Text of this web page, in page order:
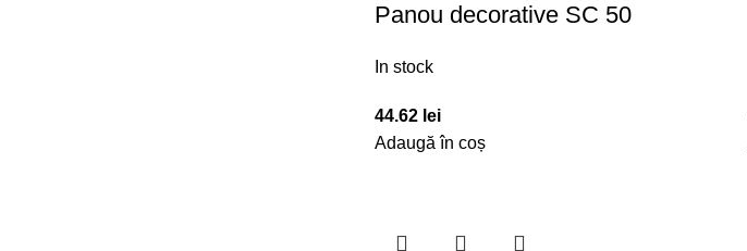
Panou decorative SC 50
In stock
44.62 lei
Adaugă în coș